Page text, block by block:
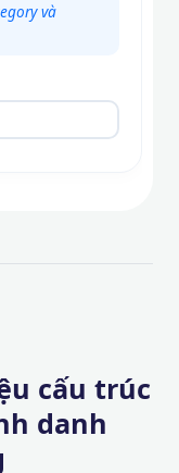
và
cấu trúc
danh